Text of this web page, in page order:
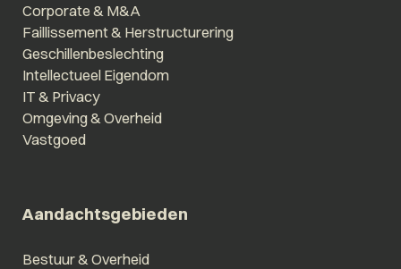
Corporate & M&A
Faillissement & Herstructurering
Geschillenbeslechting
Intellectueel Eigendom
IT & Privacy
Omgeving & Overheid
Vastgoed
Aandachtsgebieden
Bestuur & Overheid